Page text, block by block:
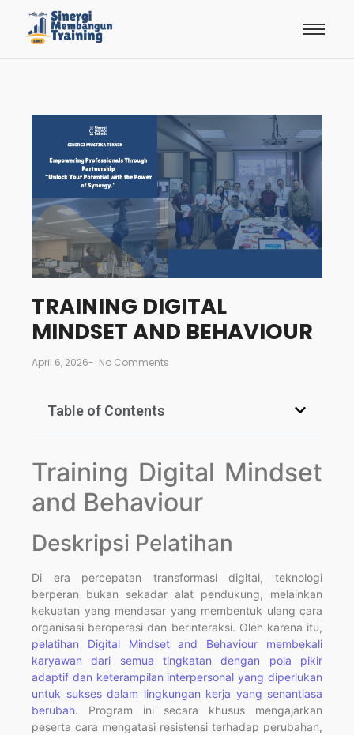
TRAINING DIGITAL
MINDSET AND BEHAVIOUR
April 6, 2026- No Comments
Table of Contents
Training Digital Mindset
and Behaviour
Deskripsi Pelatihan
Di era percepatan transformasi digital, teknologi
berperan bukan sekadar alat pendukung, melainkan
kekuatan yang mendasar yang membentuk ulang cara
organisasi beroperasi dan berinteraksi. Oleh karena itu,
pelatihan Digital Mindset and Behaviour membekali
karyawan dari semua tingkatan dengan pola pikir
adaptif dan keterampilan interpersonal yang diperlukan
untuk sukses dalam lingkungan kerja yang senantiasa
berubah. Program ini secara khusus mengajarkan
peserta cara mengatasi resistensi terhadap perubahan,